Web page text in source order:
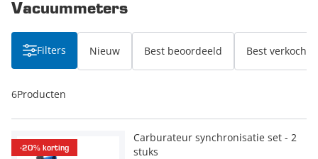
Vacuummeters
Filters Nieuw Best beoordeeld Best verkocht
6Producten
-20% korting
Carburateur synchronisatie set - 2
stuks